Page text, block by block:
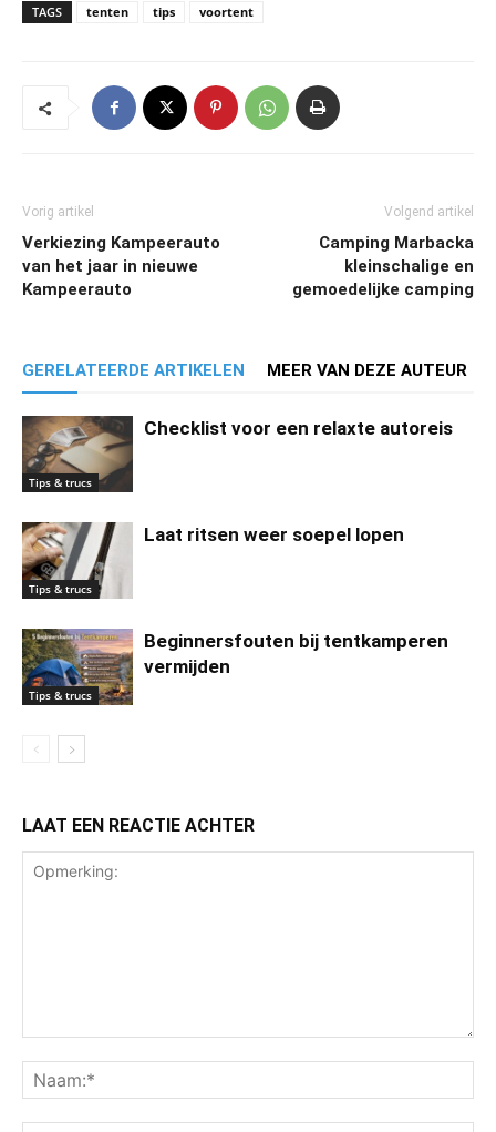
TAGS tenten tips voortent
Vorig artikel
Verkiezing Kampeerauto
van het jaar in nieuwe
Kampeerauto
Volgend artikel
Camping Marbacka
kleinschalige en
gemoedelijke camping
GERELATEERDE ARTIKELEN MEER VAN DEZE AUTEUR
Tips & trucs
Checklist voor een relaxte autoreis
Tips & trucs
Laat ritsen weer soepel lopen
Tips & trucs
Beginnersfouten bij tentkamperen
vermijden
LAAT EEN REACTIE ACHTER